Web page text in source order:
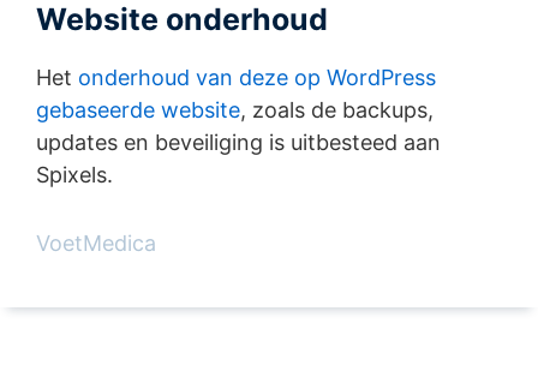
Website onderhoud
Het onderhoud van deze op WordPress
gebaseerde website, zoals de backups,
updates en beveiliging is uitbesteed aan
Spixels.
VoetMedica